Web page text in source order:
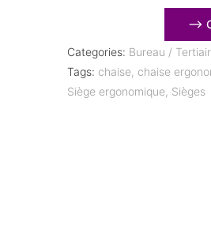
⟶
Categories: Bureau /
Tags: chaise, chaise
Siège ergonomique, Sièges